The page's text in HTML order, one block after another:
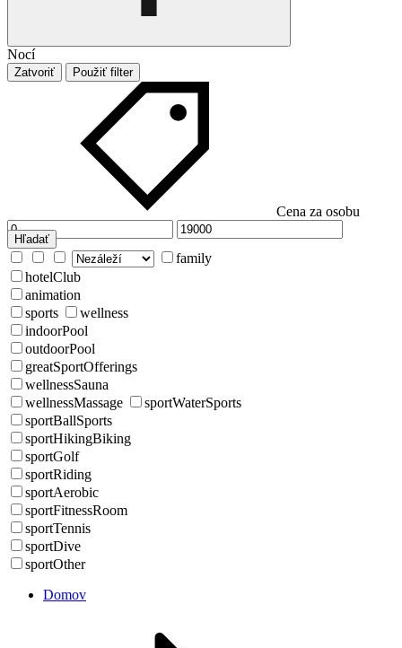
Nocí
Zatvoriť Použiť filter
Cena za osobu
Hľadať
family
hotelClub
animation
sports
wellness
indoorPool
outdoorPool
greatSportOfferings
wellnessSauna
wellnessMassage
sportWaterSports
sportBallSports
sportHikingBiking
sportGolf
sportRiding
sportAerobic
sportFitnessRoom
sportTennis
sportDive
sportOther
Domov